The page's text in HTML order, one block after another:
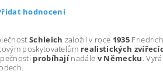
hodnocení
Schleich založil v roce 1935Friedrich
poskytovatelům realistických
probíhajínadále v Německu .